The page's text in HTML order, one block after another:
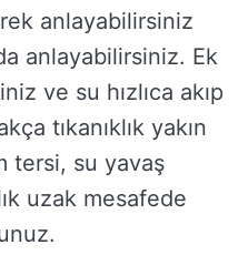
anlayabilirsiniz
anlayabilirsiniz. Ek
ve su hızlıca akıp
tıkanıklık yakın
tersi, su yavaş
uzak mesafede